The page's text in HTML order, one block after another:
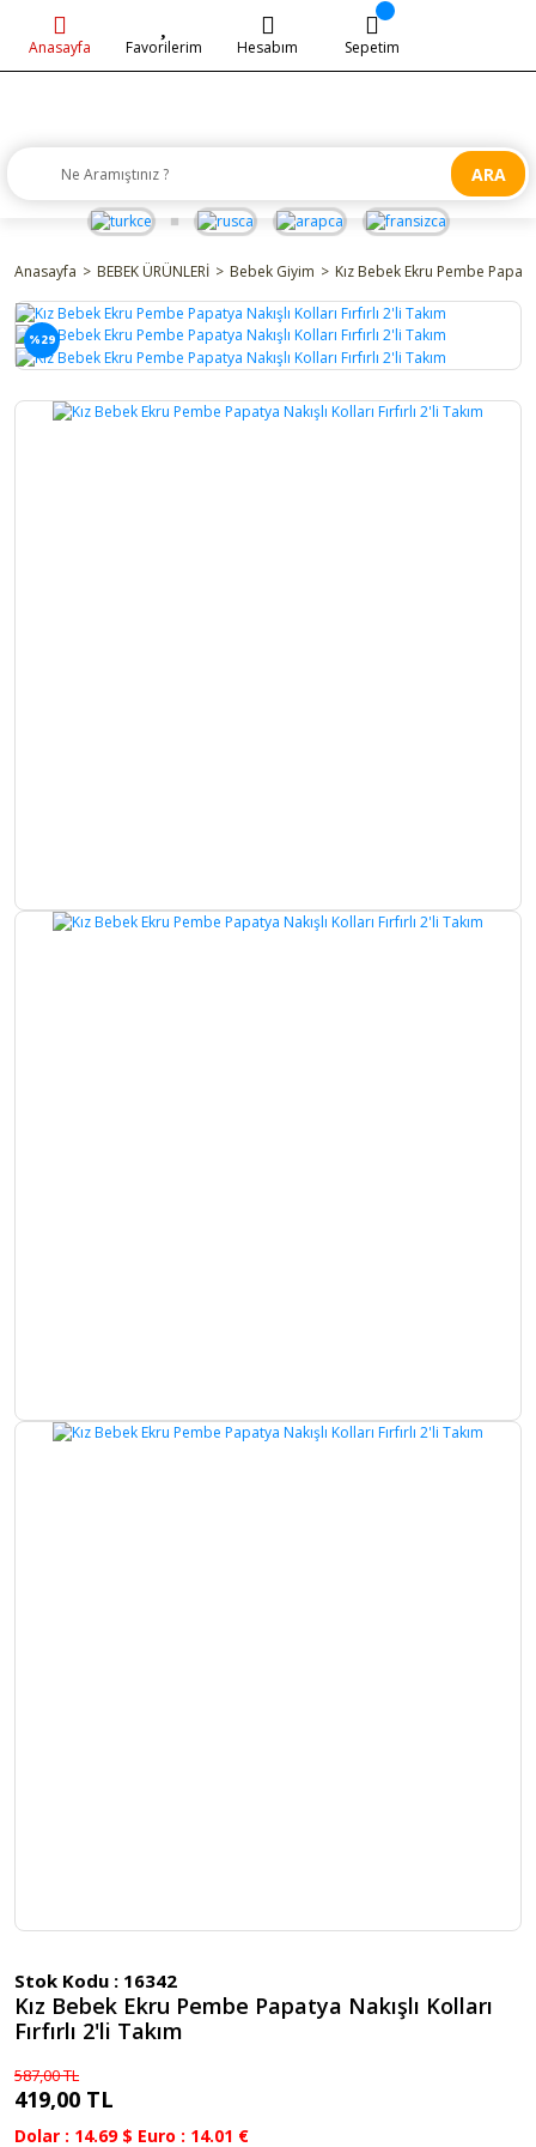
ARA
Anasayfa Favorilerim Hesabım Sepetim
Anasayfa BEBEK ÜRÜNLERİ Bebek Giyim Kız Bebek Ekru Pembe
%29
Stok Kodu : 16342
Kız Bebek Ekru Pembe Papatya Nakışlı Kolları
Fırfırlı 2'li Takım
587,00 TL
419,00 TL
Dolar : 14.69 $ Euro : 14.01 €